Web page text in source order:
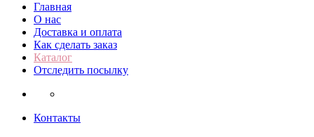
Главная
О нас
Доставка и оплата
Как сделать заказ
Каталог
Отследить посылку
Контакты